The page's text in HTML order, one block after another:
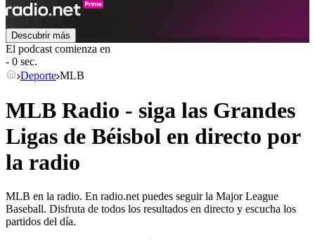
Descubrir más
El podcast comienza en
- 0 sec.
Deporte MLB
MLB Radio - siga las Grandes
Ligas de Béisbol en directo por
la radio
MLB en la radio. En radio.net puedes seguir la Major League
Baseball. Disfruta de todos los resultados en directo y escucha los
partidos del día.